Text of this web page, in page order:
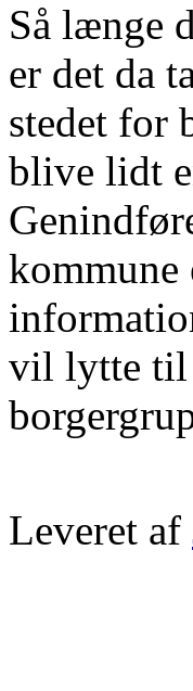
Så længe
er det da
stedet for
blive lidt
vil lytte til
Leveret af